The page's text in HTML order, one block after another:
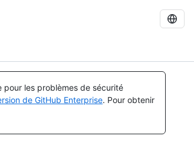
pour les problèmes de sécurité
de GitHub Enterprise. Pour obtenir